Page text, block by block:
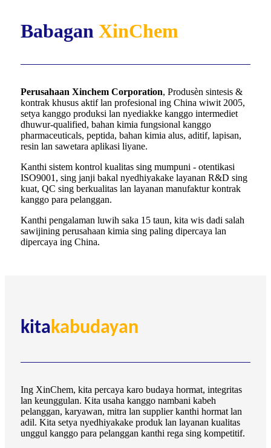
Babagan XinChem
Perusahaan Xinchem Corporation, Produsèn sintesis &
kontrak khusus aktif lan profesional ing China wiwit 2005,
setya kanggo produksi lan nyediakke kanggo intermediet
dhuwur-qualified, bahan kimia fungsional kanggo
pharmaceuticals, peptida, bahan kimia alus, aditif, lapisan,
resin lan sawetara aplikasi liyane.
Kanthi sistem kontrol kualitas sing mumpuni - otentikasi
ISO9001, sing janji bakal nyedhiyakake layanan R&D sing
kuat, QC sing berkualitas lan layanan manufaktur kontrak
kanggo para pelanggan.
Kanthi pengalaman luwih saka 15 taun, kita wis dadi salah
sawijining perusahaan kimia sing paling dipercaya lan
dipercaya ing China.
kitakabudayan
Ing XinChem, kita percaya karo budaya hormat, integritas
lan keunggulan. Kita usaha kanggo nambani kabeh
pelanggan, karyawan, mitra lan supplier kanthi hormat lan
adil. Kita setya nyedhiyakake produk lan layanan kualitas
unggul kanggo para pelanggan kanthi rega sing kompetitif.